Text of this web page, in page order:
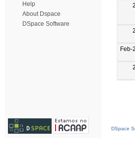
Help
About Dspace
DSpace Software
Feb-
DSpace